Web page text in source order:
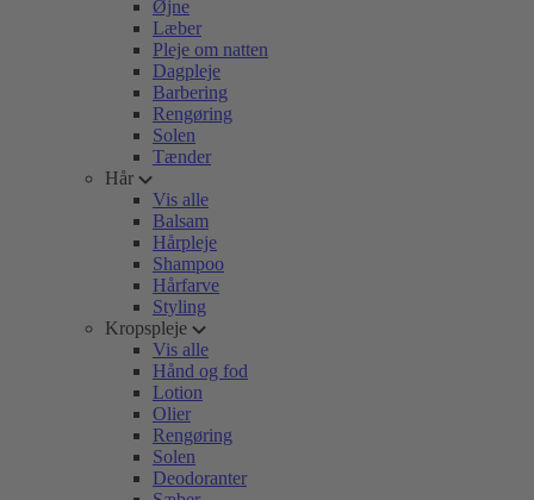
Øjne
Læber
Pleje om natten
Dagpleje
Barbering
Rengøring
Solen
Tænder
Hår
Vis alle
Balsam
Hårpleje
Shampoo
Hårfarve
Styling
Kropspleje
Vis alle
Hånd og fod
Lotion
Olier
Rengøring
Solen
Deodoranter